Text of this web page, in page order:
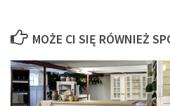
MOŻE CI SIĘ RÓWNIEŻ